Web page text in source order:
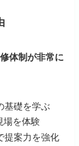
体制が非常に
基礎を学ぶ
場を体験
提案力を強化